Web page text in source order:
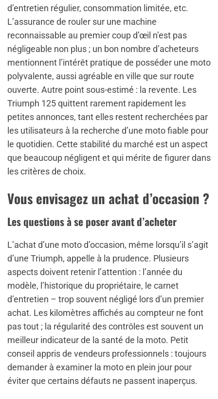
d’entretien régulier, consommation limitée, etc.
L’assurance de rouler sur une machine
reconnaissable au premier coup d’œil n’est pas
négligeable non plus ; un bon nombre d’acheteurs
mentionnent l’intérêt pratique de posséder une moto
polyvalente, aussi agréable en ville que sur route
ouverte. Autre point sous-estimé : la revente. Les
Triumph 125 quittent rarement rapidement les
petites annonces, tant elles restent recherchées par
les utilisateurs à la recherche d’une moto fiable pour
le quotidien. Cette stabilité du marché est un aspect
que beaucoup négligent et qui mérite de figurer dans
les critères de choix.
Vous envisagez un achat d’occasion ?
Les questions à se poser avant d’acheter
L’achat d’une moto d’occasion, même lorsqu’il s’agit
d’une Triumph, appelle à la prudence. Plusieurs
aspects doivent retenir l’attention : l’année du
modèle, l’historique du propriétaire, le carnet
d’entretien – trop souvent négligé lors d’un premier
achat. Les kilomètres affichés au compteur ne font
pas tout ; la régularité des contrôles est souvent un
meilleur indicateur de la santé de la moto. Petit
conseil appris de vendeurs professionnels : toujours
demander à examiner la moto en plein jour pour
éviter que certains défauts ne passent inaperçus.